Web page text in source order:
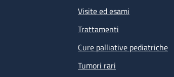
Visite ed esami
Trattamenti
Cure palliative pediatriche
Tumori rari